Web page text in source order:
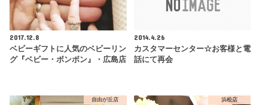
2017.12.8
ベビーギフトに人気のベビーリン
グ『ベビー・ボンボン』・広島店
2014.4.26
カスタマーセンター☆お客様と電
話にて再会
自由が丘店 浜松店